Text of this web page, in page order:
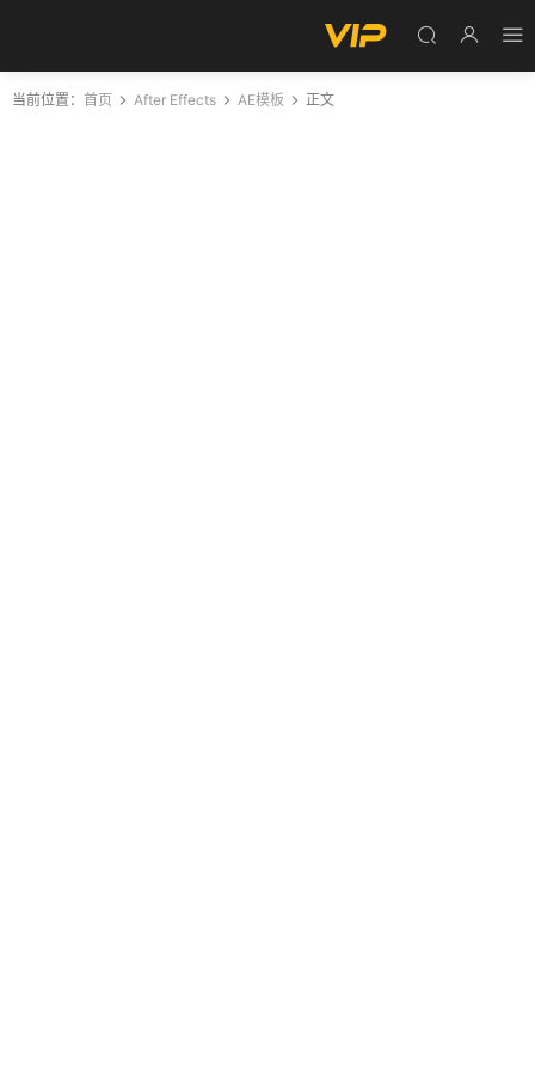
当前位置： 首页 After Effects AE模板 正文